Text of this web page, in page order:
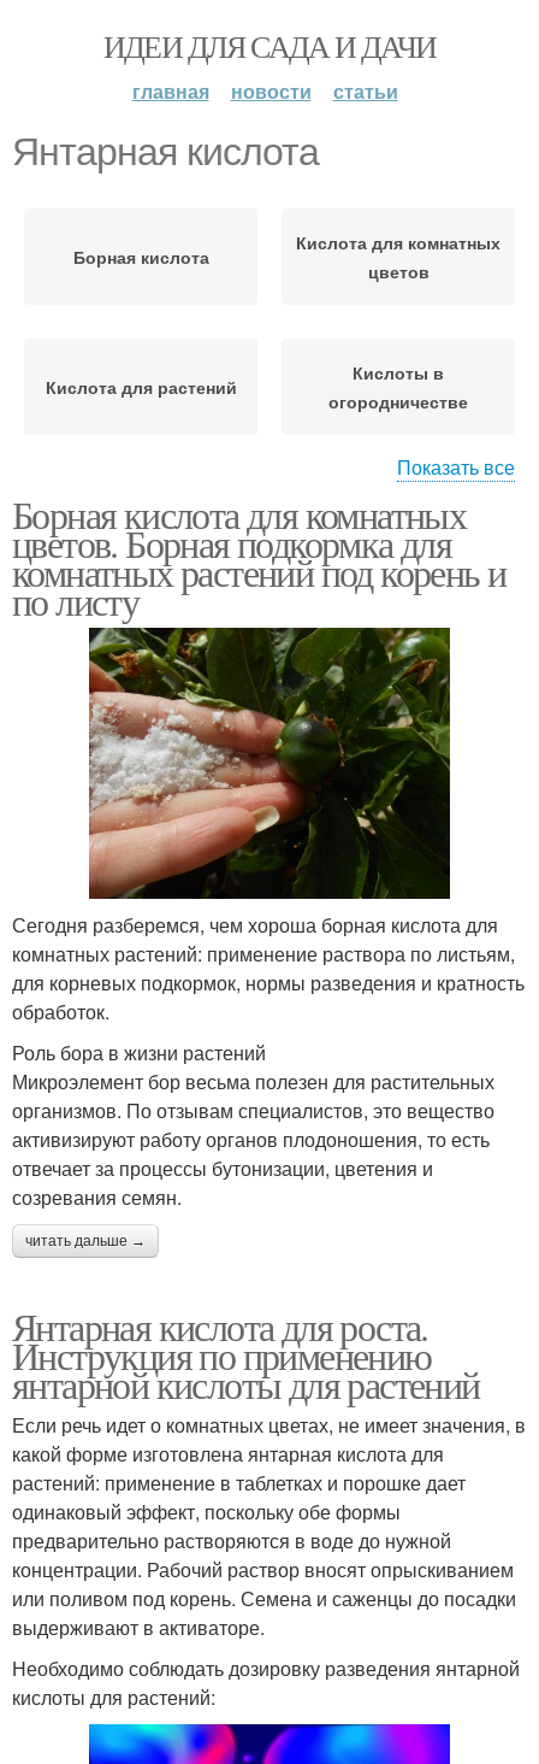
ИДЕИ ДЛЯ САДА И ДАЧИ
главная новости статьи
Янтарная кислота
Борная кислота
Кислота для комнатных
цветов
Кислота для растений
Кислоты в
огородничестве
Кислота в помощь Кислота для герани
Кислота для комнатных
растений
Кислоты для растений
Семена в янтарной
кислоте
Кислота перед посевом
Кислоты в организме Кислота для огурцов
Кислоты для
стимулирования
Кислота для
Кислоты на конкретных
культурах
Кислота для роз
Кислота для
укоренения
Показать все
Борная кислота для комнатных
цветов. Борная подкормка для
комнатных растений под корень и
по листу
Сегодня разберемся, чем хороша борная кислота для
комнатных растений: применение раствора по листьям,
для корневых подкормок, нормы разведения и кратность
обработок.
Роль бора в жизни растений
Микроэлемент бор весьма полезен для растительных
организмов. По отзывам специалистов, это вещество
активизируют работу органов плодоношения, то есть
отвечает за процессы бутонизации, цветения и
созревания семян.
читать дальше →
Янтарная кислота для роста.
Инструкция по применению
янтарной кислоты для растений
Если речь идет о комнатных цветах, не имеет значения, в
какой форме изготовлена янтарная кислота для
растений: применение в таблетках и порошке дает
одинаковый эффект, поскольку обе формы
предварительно растворяются в воде до нужной
концентрации. Рабочий раствор вносят опрыскиванием
или поливом под корень. Семена и саженцы до посадки
выдерживают в активаторе.
Необходимо соблюдать дозировку разведения янтарной
кислоты для растений: